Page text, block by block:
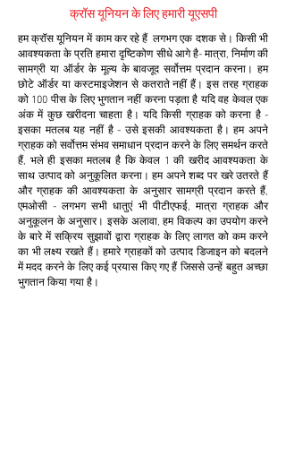
क्रॉस यूनियन के लिए हमारी यूएसपी
हम क्रॉस यूनियन में काम कर रहे हैं लगभग एक दशक से। किसी भी
आवश्यकता के प्रति हमारा दृष्टिकोण सीधे आगे है- मात्रा, निर्माण की
सामग्री या ऑर्डर के मूल्य के बावजूद सर्वोत्तम प्रदान करना। हम
छोटे ऑर्डर या कस्टमाइजेशन से कतराते नहीं हैं। इस तरह ग्राहक
को 100 पीस के लिए भुगतान नहीं करना पड़ता है यदि वह केवल एक
अंक में कुछ खरीदना चाहता है। यदि किसी ग्राहक को करना है -
इसका मतलब यह नहीं है - उसे इसकी आवश्यकता है। हम अपने
ग्राहक को सर्वोत्तम संभव समाधान प्रदान करने के लिए समर्थन करते
हैं, भले ही इसका मतलब है कि केवल 1 की खरीद आवश्यकता के
साथ उत्पाद को अनुकूलित करना। हम अपने शब्द पर खरे उतरते हैं
और ग्राहक की आवश्यकता के अनुसार सामग्री प्रदान करते हैं,
एमओसी - लगभग सभी धातुएं भी पीटीएफई, मात्रा ग्राहक और
अनुकूलन के अनुसार। इसके अलावा, हम विकल्प का उपयोग करने
के बारे में सक्रिय सुझावों द्वारा ग्राहक के लिए लागत को कम करने
का भी लक्ष्य रखते हैं। हमारे ग्राहकों को उत्पाद डिजाइन को बदलने
में मदद करने के लिए कई प्रयास किए गए हैं जिससे उन्हें बहुत अच्छा
भुगतान किया गया है।